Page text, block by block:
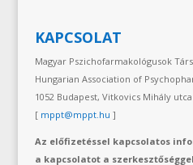
KAPCSOLAT
Magyar Pszichofarmakológusok
Hungarian Association of
1052 Budapest, Vitkovics Mihály utca
[ mppt@mppt.hu ]
Az előfizetéssel kapcsolatos
a kapcsolatot a